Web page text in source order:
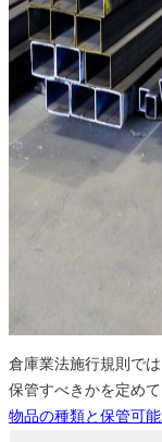
倉庫業法施行規則で
保管すべきかを定めて
物品の種類と保管可